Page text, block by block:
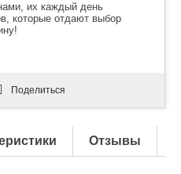
их каждый день
которые отдают выбор
Поделиться
Отзывы